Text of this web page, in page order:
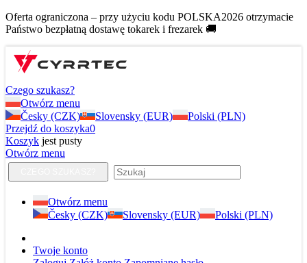
Oferta ograniczona – przy użyciu kodu POLSKA2026 otrzymacie
Państwo bezpłatną dostawę tokarek i frezarek 🚚
Czego szukasz?
Otwórz menu
Česky (CZK)
Slovensky (EUR)
Polski (PLN)
Przejdź do koszyka0
Koszyk jest pusty
Otwórz menu
Otwórz menu
Česky (CZK)
Slovensky (EUR) Polski (PLN)
Twoje konto